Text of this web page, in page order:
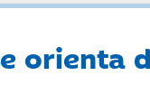
orienta